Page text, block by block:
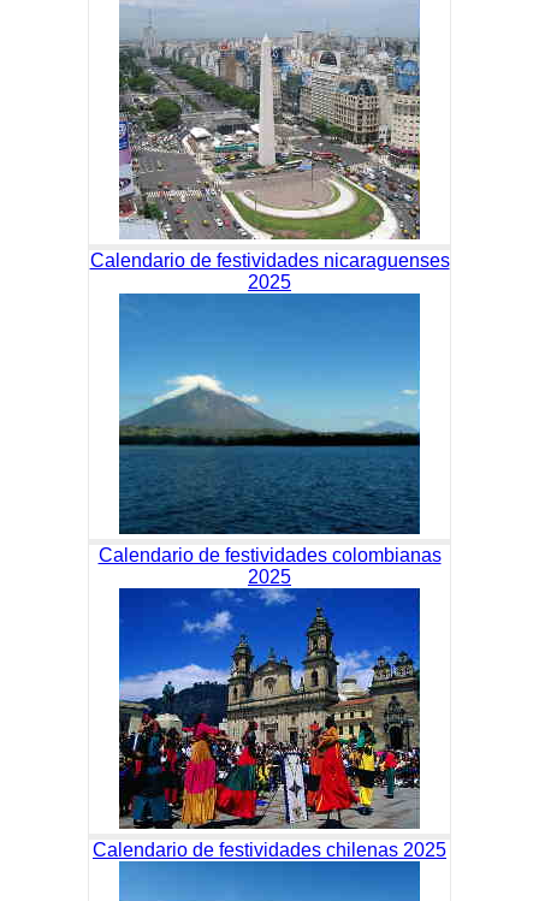
Calendario de festividades nicaraguenses
2025
Calendario de festividades colombianas
2025
Calendario de festividades chilenas 2025